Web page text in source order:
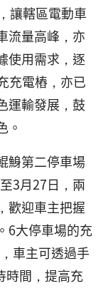
讓轄區電動車
流量高峰，亦
使用需求，逐
充電樁，亦已
運輸發展，鼓
。
鯓第二停車場
3月27日，兩
歡迎車主把握
6大停車場的充
車主可透過手
時間，提高充